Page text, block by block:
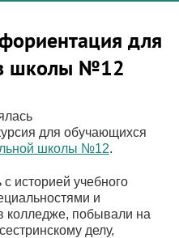
для
школы №12
для обучающихся
школы №12.
историей учебного
и
колледже, побывали на
делу,